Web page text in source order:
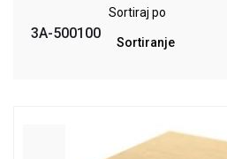
3A-500100
Sortiraj po